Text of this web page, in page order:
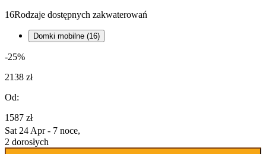
16Rodzaje dostępnych zakwaterowań
Domki mobilne (16)
-25%
2138 zł
Od:
1587 zł
Sat 24 Apr - 7 noce,
2 dorosłych